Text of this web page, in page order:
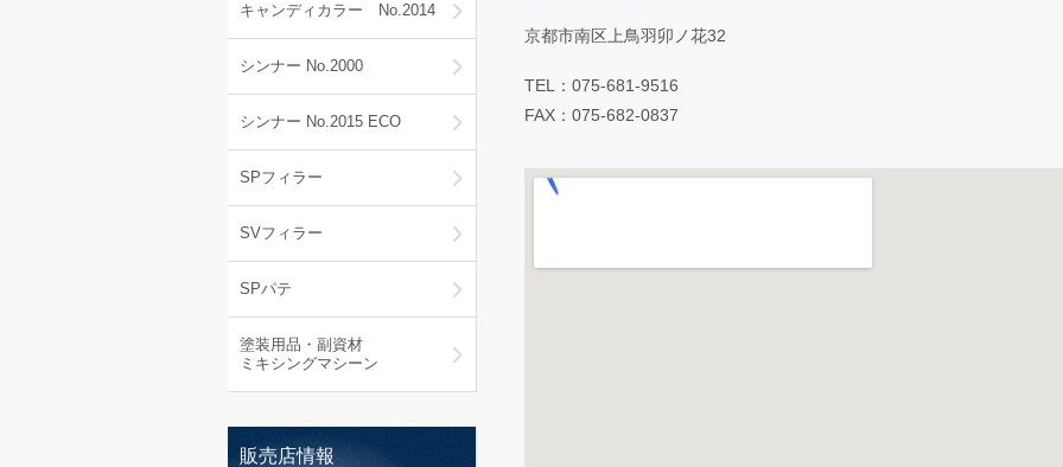
京都市南区上鳥羽卯ノ花32
TEL：075-681-9516
FAX：075-682-0837
キャンディカラー No.2014
シンナー No.2000
シンナー No.2015 ECO
SPフィラー
SVフィラー
SPパテ
塗装用品・副資材
ミキシングマシーン
販売店情報